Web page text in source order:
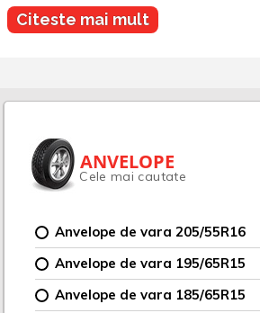
Citeste mai mult
ANVELOPE
Cele mai cautate
Anvelope de vara 205/55R16
Anvelope de vara 195/65R15
Anvelope de vara 185/65R15